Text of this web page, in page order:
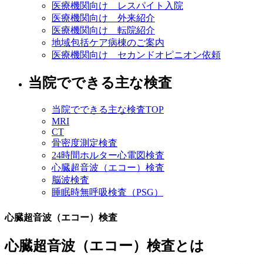
医療機関向け レスパイト入院
医療機関向け 外来紹介
医療機関向け 転院紹介
地域包括ケア病棟のご案内
医療機関向け セカンドオピニオン依頼
当院でできる主な検査
当院でできる主な検査TOP
MRI
CT
骨密度測定検査
24時間ホルター心電図検査
心臓超音波（エコー）検査
脳波検査
睡眠時無呼吸検査（PSG）
心臓超音波（エコー）検査
心臓超音波（エコー）検査とは